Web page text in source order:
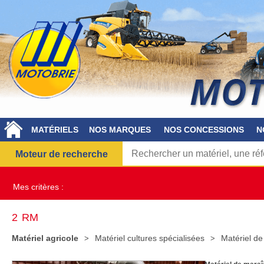
MATÉRIELS NOS MARQUES NOS CONCESSIONS
Moteur de recherche
Mes critères :
Matériel agricole Matériel cultures spécialisées Matériel
2 RM